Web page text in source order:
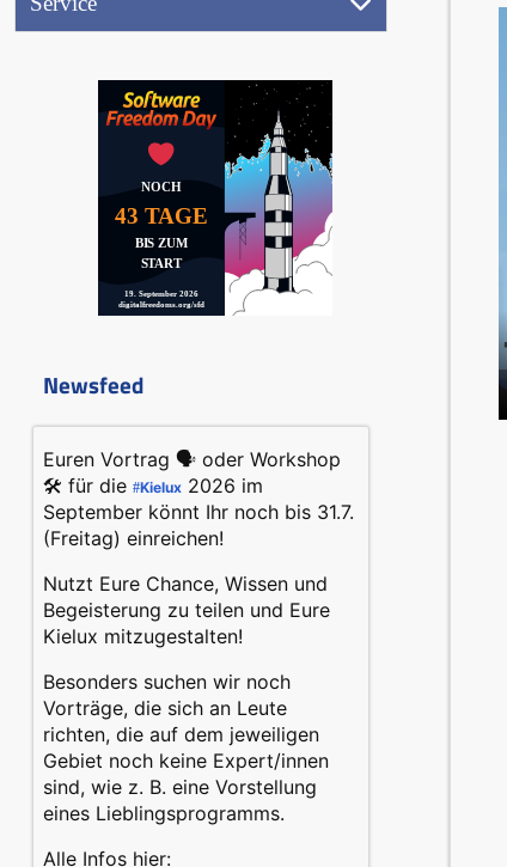
(17.9.2026)
Aktionen
Peertube)
Referentenbereich
NOCH
43 TAGE
BIS ZUM
START
19. September 2026
digitalfreedoms.org/sfd
Newsfeed
Euren Vortrag 🗣️ oder Workshop
🛠️ für die #Kielux 2026 im
September könnt Ihr noch bis 31.7.
(Freitag) einreichen!
Nutzt Eure Chance, Wissen und
Begeisterung zu teilen und Eure
Kielux mitzugestalten!
Besonders suchen wir noch
Vorträge, die sich an Leute
richten, die auf dem jeweiligen
Gebiet noch keine Expert/innen
sind, wie z. B. eine Vorstellung
eines Lieblingsprogramms.
Alle Infos hier: